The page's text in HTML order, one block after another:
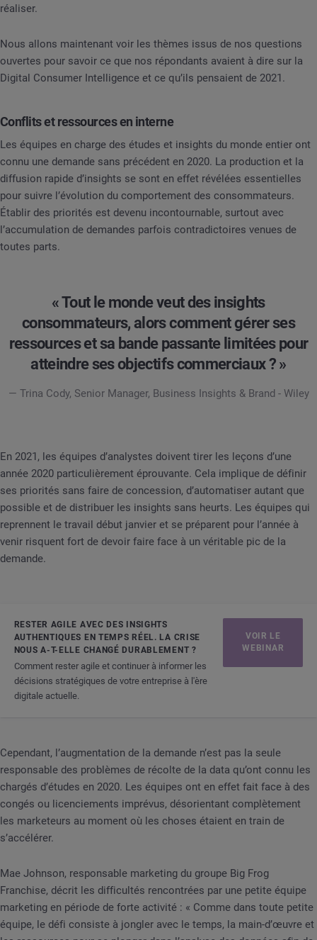
réaliser.
Nous allons maintenant voir les thèmes issus de nos questions
ouvertes pour savoir ce que nos répondants avaient à dire sur la
Digital Consumer Intelligence et ce qu’ils pensaient de 2021.
Conflits et ressources en interne
Les équipes en charge des études et insights du monde entier ont
connu une demande sans précédent en 2020. La production et la
diffusion rapide d’insights se sont en effet révélées essentielles
pour suivre l’évolution du comportement des consommateurs.
Établir des priorités est devenu incontournable, surtout avec
l’accumulation de demandes parfois contradictoires venues de
toutes parts.
« Tout le monde veut des insights
consommateurs, alors comment gérer ses
ressources et sa bande passante limitées pour
atteindre ses objectifs commerciaux ? »
— Trina Cody, Senior Manager, Business Insights & Brand - Wiley
En 2021, les équipes d’analystes doivent tirer les leçons d’une
année 2020 particulièrement éprouvante. Cela implique de définir
ses priorités sans faire de concession, d’automatiser autant que
possible et de distribuer les insights sans heurts. Les équipes qui
reprennent le travail début janvier et se préparent pour l’année à
venir risquent fort de devoir faire face à un véritable pic de la
demande.
RESTER AGILE AVEC DES INSIGHTS
AUTHENTIQUES EN TEMPS RÉEL. LA CRISE
NOUS A-T-ELLE CHANGÉ DURABLEMENT ?
Comment rester agile et continuer à informer les
décisions stratégiques de votre entreprise à l'ère
digitale actuelle.
VOIR LE
WEBINAR
Cependant, l’augmentation de la demande n’est pas la seule
responsable des problèmes de récolte de la data qu’ont connu les
chargés d’études en 2020. Les équipes ont en effet fait face à des
congés ou licenciements imprévus, désorientant complètement
les marketeurs au moment où les choses étaient en train de
s’accélérer.
Mae Johnson, responsable marketing du groupe Big Frog
Franchise, décrit les difficultés rencontrées par une petite équipe
marketing en période de forte activité : « Comme dans toute petite
équipe, le défi consiste à jongler avec le temps, la main-d’œuvre et